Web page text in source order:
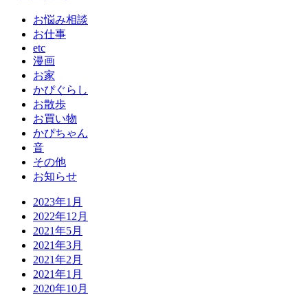
お悩み相談
お仕事
etc
漫画
お家
かぴぐらし
お散歩
お買い物
かぴちゃん
音
その他
お知らせ
2023年1月
2022年12月
2021年5月
2021年3月
2021年2月
2021年1月
2020年10月